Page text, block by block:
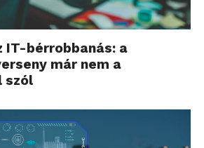
IT-bérrobbanás: a
már nem a
szól